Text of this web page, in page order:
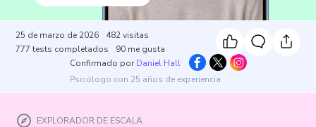
25 de marzo de 2026 482 visitas
777 tests completados 90 me gusta
Confirmado por Daniel Hall
Psicólogo con 25 años de experiencia
EXPLORADOR DE ESCALA